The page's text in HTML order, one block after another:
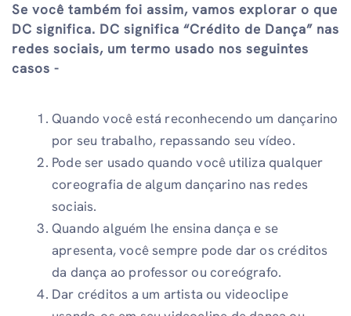
Se você também foi assim, vamos explorar o que
DC significa. DC significa “Crédito de Dança” nas
redes sociais, um termo usado nos seguintes
casos -
Quando você está reconhecendo um dançarino
por seu trabalho, repassando seu vídeo.
Pode ser usado quando você utiliza qualquer
coreografia de algum dançarino nas redes
sociais.
Quando alguém lhe ensina dança e se
apresenta, você sempre pode dar os créditos
da dança ao professor ou coreógrafo.
Dar créditos a um artista ou videoclipe